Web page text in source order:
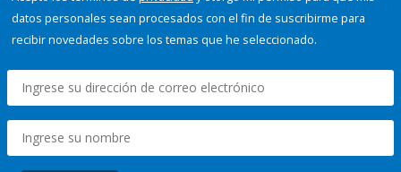
datos personales sean procesados con el fin de suscribirme para
recibir novedades sobre los temas que he seleccionado.